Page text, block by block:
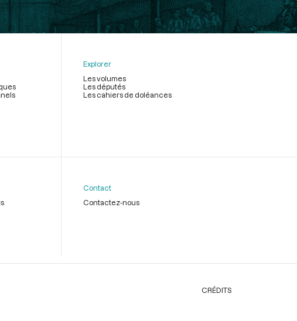
Explorer
Les volumes
Les députés
Les cahiers de doléances
Contact
Contactez-nous
CRÉDITS